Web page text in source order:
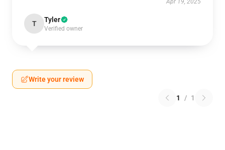
Apr 19, 2025
T Tyler
Verified owner
Write your review
1 / 1